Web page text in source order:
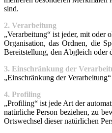
sind.
2. Verarbeitung
„Verarbeitung“ ist jeder, mit oder
Organisation, das Ordnen, die
Bereitstellung, den Abgleich oder
3. Einschränkung der
„Einschränkung der
4. Profiling
„Profiling“ ist jede Art der
natürliche Person beziehen, zu
Ortswechsel dieser natürlichen